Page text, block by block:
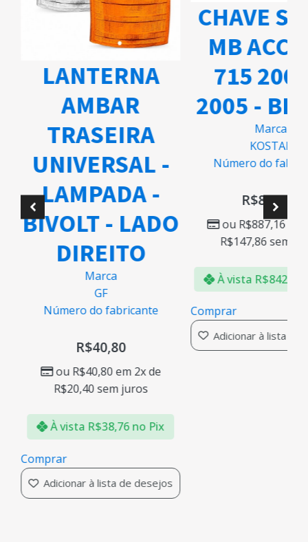
LANTERNA
AMBAR
TRASEIRA
UNIVERSAL -
LAMPADA -
BIVOLT - LADO
DIREITO
Marca
GF
Número do fabricante
R$40,80
ou R$40,80em 2x de
R$20,40sem juros
À vista R$38,76 no Pix
Comprar
Adicionar à lista de desejos
CHAVE
MB
715
2005 -
Marca
KOSTAL
Número do
R$887,15
ou R$887,16em
R$147,86sem
À vista R$842,79
Comprar
Adicionar à lista de